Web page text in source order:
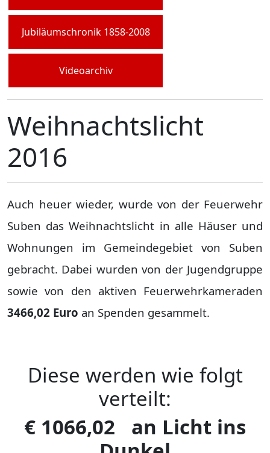
Jubiläumschronik 1858-2008
Videoarchiv
Weihnachtslicht
2016
Auch heuer wieder, wurde von der Feuerwehr
Suben das Weihnachtslicht in alle Häuser und
Wohnungen im Gemeindegebiet von Suben
gebracht. Dabei wurden von der Jugendgruppe
sowie von den aktiven Feuerwehrkameraden
3466,02 Euro an Spenden gesammelt.
Diese werden wie folgt
verteilt:
€ 1066,02 an Licht ins